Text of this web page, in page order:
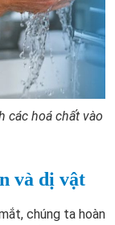
các hoá chất vào
và dị vật
chúng ta hoàn